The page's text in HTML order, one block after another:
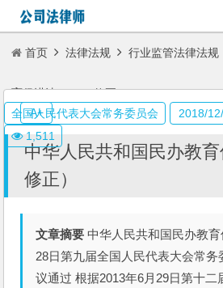
首页 法律法规 行业监管法律法规
育促进法（2018修正）
中华人民共和国民办教
修正）
文章摘要 中华人民共和国民办教育
28日第九届全国人民代表大会常务
议通过 根据2013年6月29日第十二
全国人民代表大会常务委员会 2018/
1,511
A+